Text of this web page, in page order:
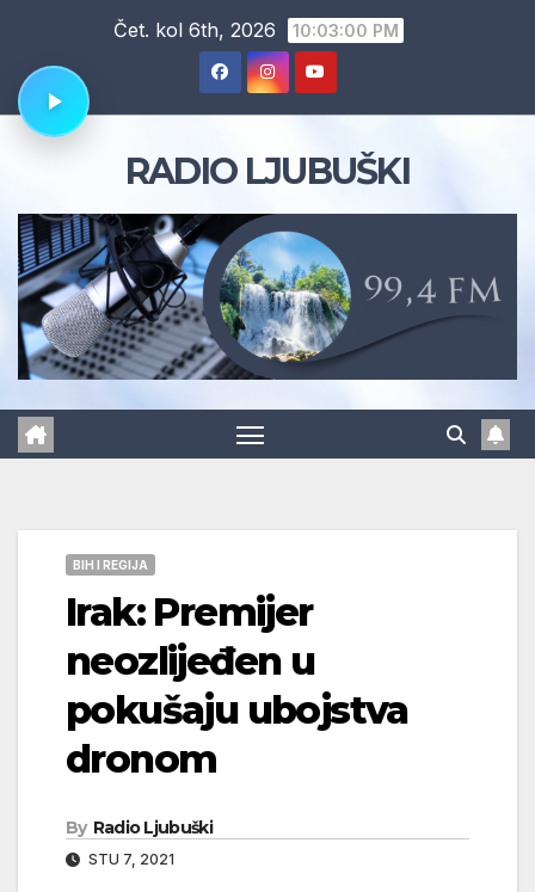
content
Čet. kol 6th, 2026 10:03:00 PM
RADIO LJUBUŠKI
BIH I REGIJA
Irak: Premijer
neozlijeđen u
pokušaju ubojstva
dronom
By Radio Ljubuški
STU 7, 2021